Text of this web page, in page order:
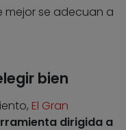
mejor se adecuan a
bien
El Gran
dirigida a